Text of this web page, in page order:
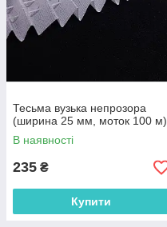
Тесьма вузька непрозора
(ширина 25 мм, моток 100 м)
В наявності
235 ₴
Купити